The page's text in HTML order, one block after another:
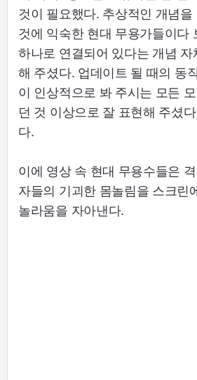
것이 필요했다. 추상적인 개념
것에 익숙한 현대 무용가들이다
하나로 연결되어 있다는 개념 자
해 주셨다. 업데이트 될 때의 동
이 인상적으로 봐 주시는 모든
던 것 이상으로 잘 표현해 주셨
다.
이에 영상 속 현대 무용수들은
자들의 기괴한 몸놀림을 스크린
놀라움을 자아낸다.